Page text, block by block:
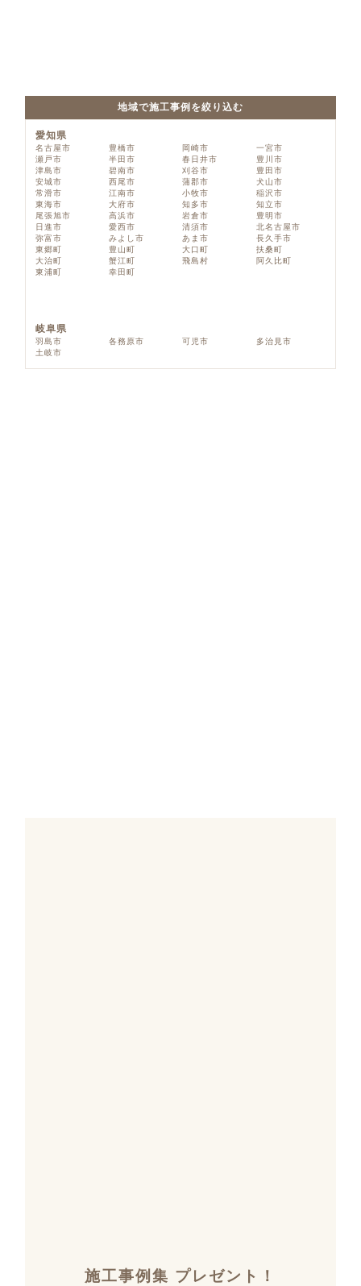
地域で施工事例を絞り込む
愛知県
名古屋市 豊橋市 岡崎市
一宮市
瀬戸市
半田市 春日井市
豊川市
津島市
碧南市 刈谷市
豊田市
安城市
西尾市 蒲郡市
犬山市
常滑市
江南市 小牧市
稲沢市
東海市
大府市 知多市
知立市
尾張旭市
高浜市 岩倉市
豊明市
日進市
愛西市 清須市
北名古屋市
弥富市
みよし市 あま市
長久手市
東郷町
豊山町 大口町
扶桑町
大治町
蟹江町 飛島村
阿久比町
東浦町
幸田町
岐阜県
羽島市 各務原市 可児市
多治見市
土岐市
施工事例集 プレゼント！